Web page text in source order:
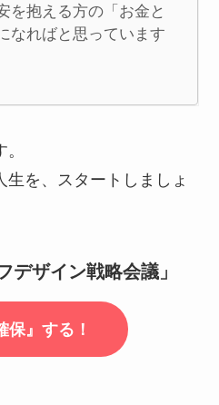
を抱える方の「お金と
なればと思っています
を、スタートしましょ
ザイン戦略会議」
保』する！